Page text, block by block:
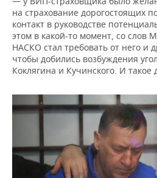
на страхование дорогостоящих
контакт в руководстве
этом в какой-то момент, со слов
НАСКО стал требовать от него и
чтобы добились возбуждения
Коклягина и Кучинского. И такое